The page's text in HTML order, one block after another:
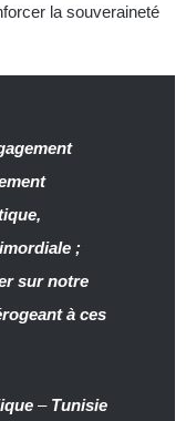
la souveraineté
;
sur notre
à ces
– Tunisie